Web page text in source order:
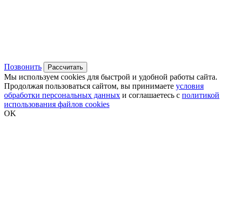
Позвонить Рассчитать
Мы используем cookies для быстрой и удобной работы сайта.
Продолжая пользоваться сайтом, вы принимаете условия
обработки персональных данных и соглашаетесь с политикой
использования файлов cookies
OK